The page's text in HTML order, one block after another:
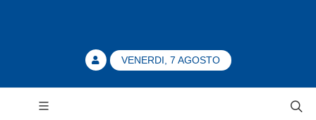
VENERDI, 7 AGOSTO